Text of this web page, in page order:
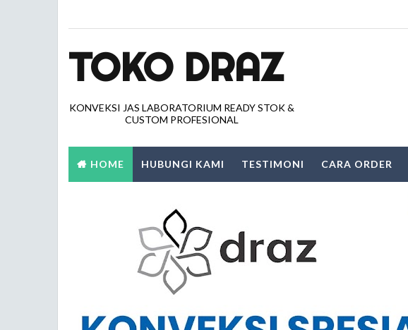
TOKO DRAZ
KONVEKSI JAS LABORATORIUM READY STOK &
CUSTOM PROFESIONAL
HOME HUBUNGI KAMI TESTIMONI CARA ORDER